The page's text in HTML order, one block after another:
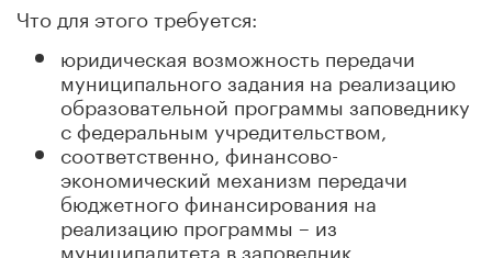
Что для этого требуется:
юридическая возможность передачи
муниципального задания на реализацию
образовательной программы заповеднику
с федеральным учредительством,
соответственно, финансово-
экономический механизм передачи
бюджетного финансирования на
реализацию программы – из
муниципалитета в заповедник.